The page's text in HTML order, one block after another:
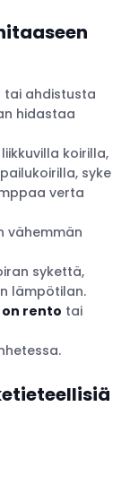
tai ahdistusta
hidastaa
koirilla,
syke
verta
vähemmän
sykettä,
lämpötilan.
rento tai